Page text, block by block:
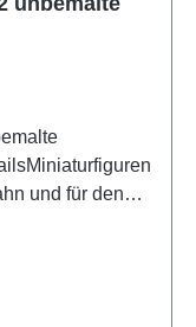
und für den